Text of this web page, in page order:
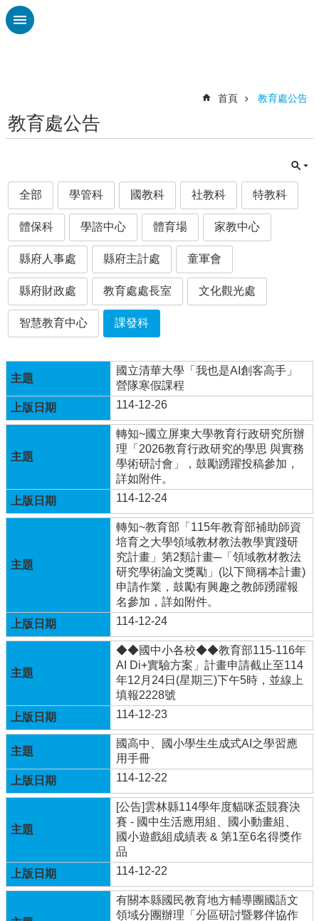
跳到主要內容區塊
認
校
刊
專
欄
校
園
動
態
政
處
課
區
校
務
E
學
校
網
頁
校
關
辦
法
規
縣
訪
視
English
Version
課
首頁 教育處公告
教育處公告
全部 學管科 國教科 社教科 特教科
體保科 學諮中心 體育場 家教中心
縣府人事處 縣府主計處 童軍會
縣府財政處 教育處處長室 文化觀光處
智慧教育中心 課發科
國立清華大學「我也是AI創客高手」
營隊寒假課程
114-12-26
轉知~國立屏東大學教育行政研究所辦
理「2026教育行政研究的學思 與實務
學術研討會」，鼓勵踴躍投稿參加，
詳如附件。
114-12-24
轉知~教育部「115年教育部補助師資
培育之大學領域教材教法教學實踐研
究計畫」第2類計畫─「領域教材教法
研究學術論文獎勵」(以下簡稱本計畫)
申請作業，鼓勵有興趣之教師踴躍報
名參加，詳如附件。
114-12-24
◆◆國中小各校◆◆教育部115-116年
AI Di+實驗方案」計畫申請截止至114
年12月24日(星期三)下午5時，並線上
填報2228號
114-12-23
國高中、國小學生生成式AI之學習應
用手冊
114-12-22
[公告]雲林縣114學年度貓咪盃競賽決
賽 - 國中生活應用組、國小動畫組、
國小遊戲組成績表 & 第1至6名得獎作
品
114-12-22
有關本縣國民教育地方輔導團國語文
領域分團辦理「分區研討暨夥伴協作